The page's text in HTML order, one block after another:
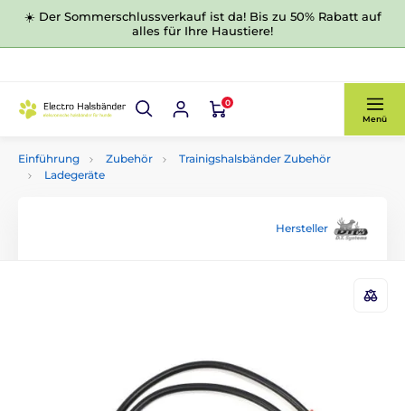
☀️ Der Sommerschlussverkauf ist da! Bis zu 50% Rabatt auf
alles für Ihre Haustiere!
0
Menü
Einführung Zubehör
Trainigshalsbänder Zubehör
Ladegeräte
Hersteller